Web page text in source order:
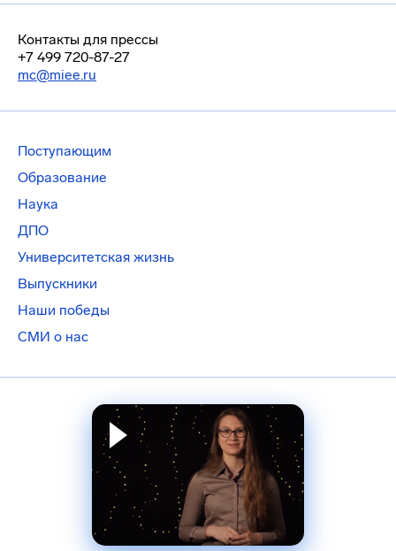
Контакты для прессы
+7 499 720-87-27
mc@miee.ru
Поступающим
Образование
Наука
ДПО
Университетская жизнь
Выпускники
Наши победы
СМИ о нас